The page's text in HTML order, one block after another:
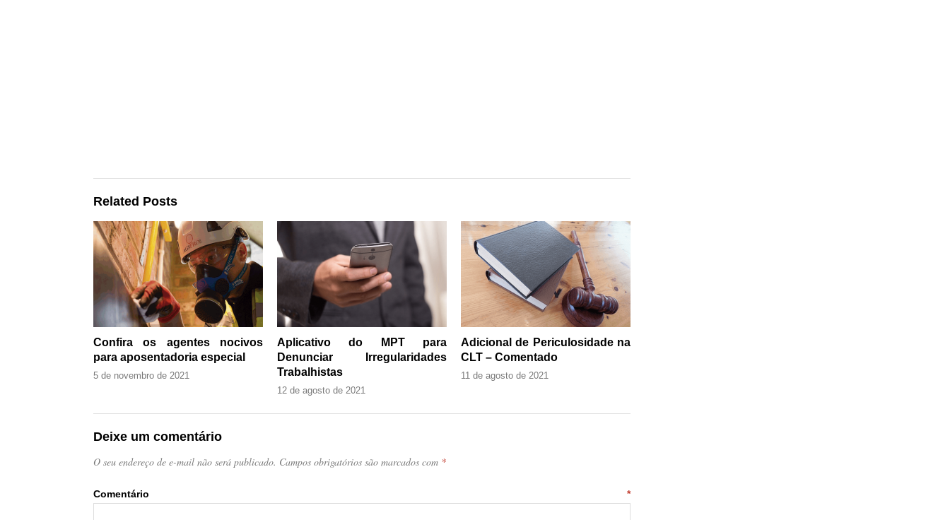
Related Posts
Confira os agentes nocivos
para aposentadoria especial
5 de novembro de 2021
Aplicativo do MPT para
Denunciar Irregularidades
Trabalhistas
12 de agosto de 2021
Adicional de Periculosidade na
CLT – Comentado
11 de agosto de 2021
Deixe um comentário
O seu endereço de e-mail não será publicado. Campos obrigatórios são marcados com *
Comentário *